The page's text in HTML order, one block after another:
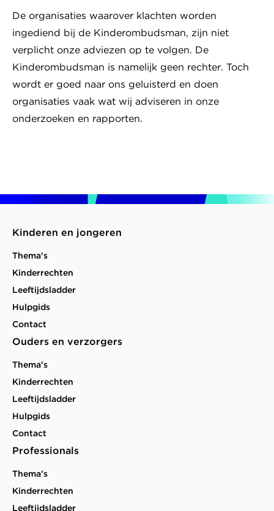
De organisaties waarover klachten worden
ingediend bij de Kinderombudsman, zijn niet
verplicht onze adviezen op te volgen. De
Kinderombudsman is namelijk geen rechter. Toch
wordt er goed naar ons geluisterd en doen
organisaties vaak wat wij adviseren in onze
onderzoeken en rapporten.
Kinderen en jongeren
Thema's
Kinderrechten
Leeftijdsladder
Hulpgids
Contact
Ouders en verzorgers
Thema's
Kinderrechten
Leeftijdsladder
Hulpgids
Contact
Professionals
Thema's
Kinderrechten
Leeftijdsladder